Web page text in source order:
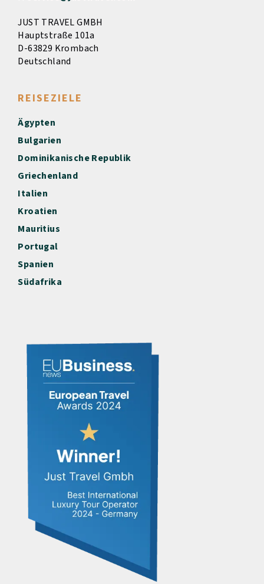
JUST TRAVEL GMBH
Hauptstraße 101a
D-63829 Krombach
Deutschland
REISEZIELE
Ägypten
Bulgarien
Dominikanische Republik
Griechenland
Italien
Kroatien
Mauritius
Portugal
Spanien
Südafrika